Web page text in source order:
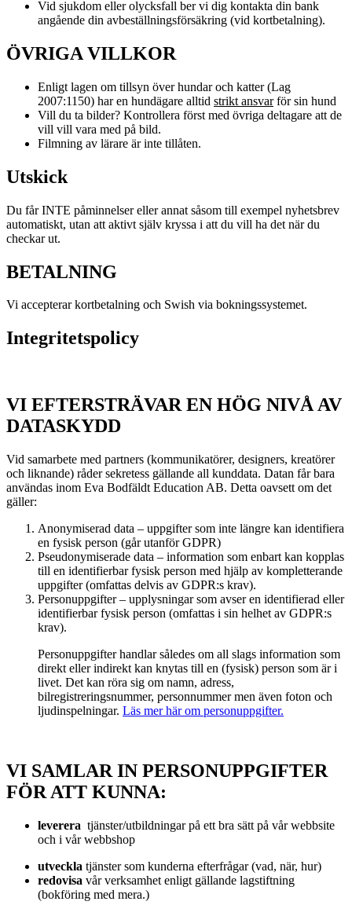
Vid sjukdom eller olycksfall ber vi dig kontakta din bank
angående din avbeställningsförsäkring (vid kortbetalning).
ÖVRIGA VILLKOR
Enligt lagen om tillsyn över hundar och katter (Lag
2007:1150) har en hundägare alltid strikt ansvarför sin hund
Vill du ta bilder? Kontrollera först med övriga deltagare att de
vill vill vara med på bild.
Filmning av lärare är inte tillåten.
Utskick
Du får INTE påminnelser eller annat såsom till exempel nyhetsbrev
automatiskt, utan att aktivt själv kryssa i att du vill ha det när du
checkar ut.
BETALNING
Vi accepterar kortbetalning och Swish via bokningssystemet.
Integritetspolicy
VI EFTERSTRÄVAR EN HÖG NIVÅ AV
DATASKYDD
Vid samarbete med partners (kommunikatörer, designers, kreatörer
och liknande) råder sekretess gällande all kunddata. Datan får bara
användas inom Eva Bodfäldt Education AB. Detta oavsett om det
gäller:
Anonymiserad data – uppgifter som inte längre kan identifiera
en fysisk person (går utanför GDPR)
Pseudonymiserade data – information som enbart kan kopplas
till en identifierbar fysisk person med hjälp av kompletterande
uppgifter (omfattas delvis av GDPR:s krav).
Personuppgifter – upplysningar som avser en identifierad eller
identifierbar fysisk person (omfattas i sin helhet av GDPR:s
krav).
Personuppgifter handlar således om all slags information som
direkt eller indirekt kan knytas till en (fysisk) person som är i
livet. Det kan röra sig om namn, adress,
bilregistreringsnummer, personnummer men även foton och
ljudinspelningar. Läs mer här om personuppgifter.
VI SAMLAR IN PERSONUPPGIFTER
FÖR ATT KUNNA:
leverera tjänster/utbildningar på ett bra sätt på vår webbsite
och i vår webbshop
utveckla tjänster som kunderna efterfrågar (vad, när, hur)
redovisa vår verksamhet enligt gällande lagstiftning
(bokföring med mera.)